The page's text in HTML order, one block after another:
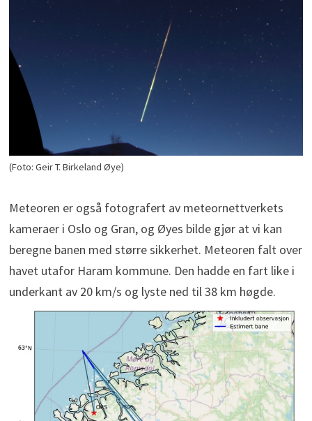
(Foto: Geir T. Birkeland Øye)
Meteoren er også fotografert av meteornettverkets
kameraer i Oslo og Gran, og Øyes bilde gjør at vi kan
beregne banen med større sikkerhet. Meteoren falt over
havet utafor Haram kommune. Den hadde en fart like i
underkant av 20 km/s og lyste ned til 38 km høgde.